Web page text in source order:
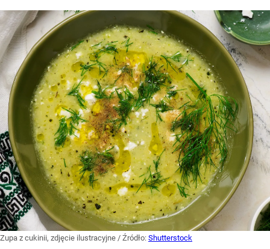
Zupa z cukinii, zdjęcie ilustracyjne / Źródło: Shutterstock